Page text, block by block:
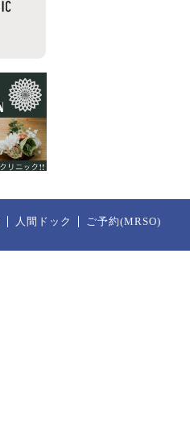
人間ドック ご予約(MRSO)